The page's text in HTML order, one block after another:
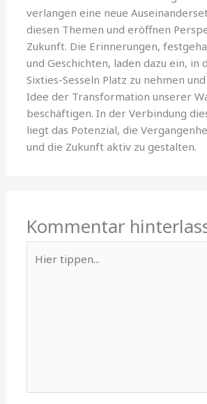
verlangen eine neue
diesen Themen und eröffnen
Zukunft. Die Erinnerungen,
und Geschichten, laden dazu ein, in
Sixties-Sesseln Platz zu nehmen
Idee der Transformation unserer
beschäftigen. In der Verbindung
liegt das Potenzial, die
und die Zukunft aktiv zu gestalten.
Kommentar
tippen...